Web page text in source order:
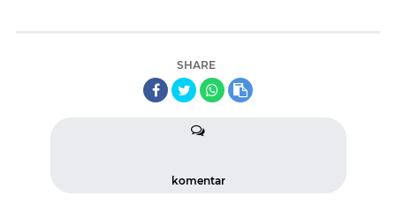
SHARE
komentar